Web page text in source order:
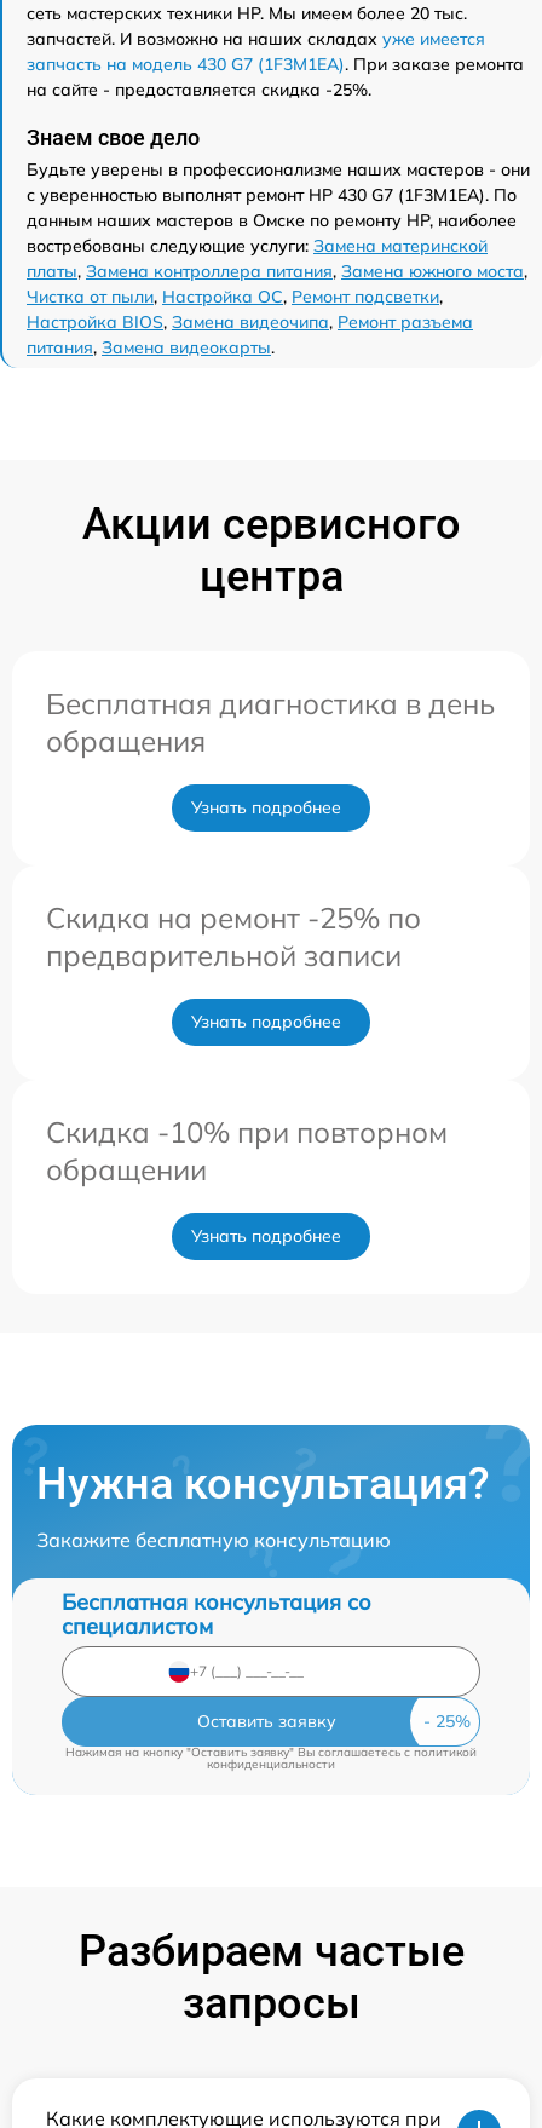
сеть мастерских техники HP. Мы имеем более 20 тыс.
запчастей. И возможно на наших складах уже имеется
запчасть на модель 430 G7 (1F3M1EA). При заказе ремонта
на сайте - предоставляется скидка -25%.
Знаем свое дело
Будьте уверены в профессионализме наших мастеров - они
с уверенностью выполнят ремонт HP 430 G7 (1F3M1EA). По
данным наших мастеров в Омске по ремонту HP, наиболее
востребованы следующие услуги: Замена материнской
платы, Замена контроллера питания, Замена южного моста,
Чистка от пыли, Настройка ОС, Ремонт подсветки,
Настройка BIOS, Замена видеочипа, Ремонт разъема
питания, Замена видеокарты.
Акции сервисного
центра
Бесплатная диагностика в день
обращения
Узнать подробнее
Скидка на ремонт -25% по
предварительной записи
Узнать подробнее
Скидка -10% при повторном
обращении
Узнать подробнее
Нужна консультация?
Закажите бесплатную консультацию
Бесплатная консультация со
специалистом
Оставить заявку
Нажимая на кнопку "Оставить заявку" Вы соглашаетесь cполитикой
конфиденциальности
Разбираем частые
запросы
Какие комплектующие используются при